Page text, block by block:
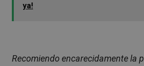
ya!
Recomiendo encarecidamente la